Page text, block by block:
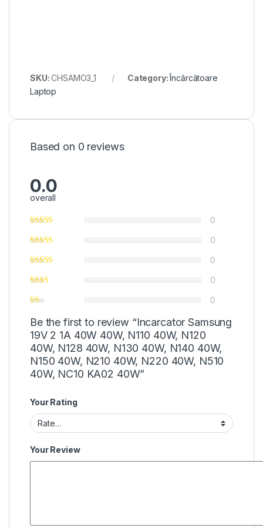
SKU:CHSAMO3_1 Category:Încărcătoare
Laptop
Based on 0 reviews
0.0
overall
0
0
0
0
0
Be the first to review “Incarcator Samsung
19V 2 1A 40W 40W, N110 40W, N120
40W, N128 40W, N130 40W, N140 40W,
N150 40W, N210 40W, N220 40W, N510
40W, NC10 KA02 40W”
Your Rating
Your Review